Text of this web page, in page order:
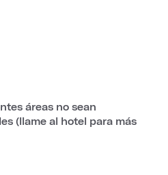
áreas no sean
(llame al hotel para más